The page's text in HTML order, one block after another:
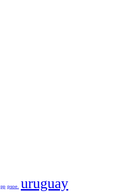
pp psoe. uruguay